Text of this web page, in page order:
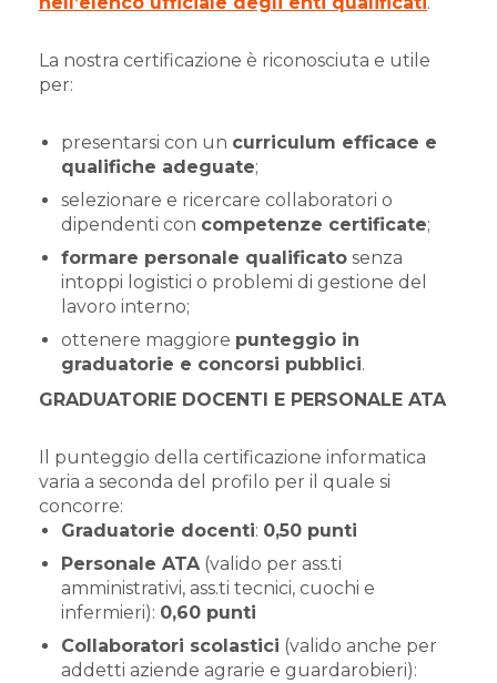
La nostra certificazione è riconosciuta e utile
per:
presentarsi con un curriculum efficace e
qualifiche adeguate;
selezionare e ricercare collaboratori o
dipendenti con competenze certificate;
formare personale qualificato senza
intoppi logistici o problemi di gestione del
lavoro interno;
ottenere maggiore punteggio in
graduatorie e concorsi pubblici.
GRADUATORIE DOCENTI E PERSONALE ATA
Il punteggio della certificazione informatica
varia a seconda del profilo per il quale si
concorre:
Graduatorie docenti: 0,50 punti
Personale ATA(valido per ass.ti
amministrativi, ass.ti tecnici, cuochi e
infermieri): 0,60 punti
Collaboratori scolastici (valido anche per
addetti aziende agrarie e guardarobieri):